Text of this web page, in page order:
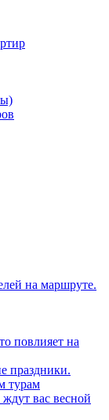
на маршруте.
повлияет на
праздники.
турам
вас весной